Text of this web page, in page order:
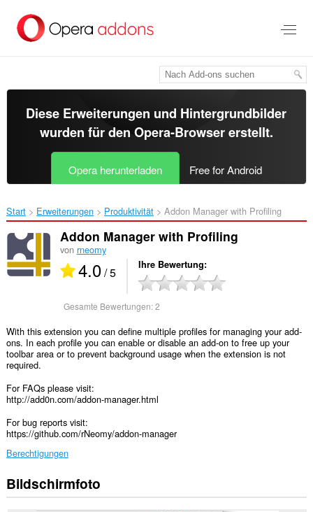
Hauptinhalt
springen
Diese Erweiterungen und Hintergrundbilder
wurden für den Opera-Browsererstellt.
Opera herunterladen Free for Android
Start Erweiterungen Produktivität Addon Manager with Profiling‎
Addon Manager with Profiling
von rneomy
4.0/ 5 Ihre Bewertung
Gesamte Bewertungen:2
With this extension you can define multiple profiles for managing your add-
ons. In each profile you can enable or disable an add-on to free up your
toolbar area or to prevent background usage when the extension is not
required.
For FAQs please visit:
http://add0n.com/addon-manager.html
For bug reports visit:
https://github.com/rNeomy/addon-manager
Berechtigungen
Diese
Erweiterung
Bildschirmfoto